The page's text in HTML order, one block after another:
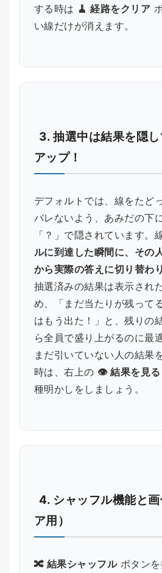
する時は 🧹 経路をクリア
い線だけが消えます。
3. 抽選中は結果を隠
アップ！
デフォルトでは、線をたど
バレないよう、あみだの下
「？」で隠されています。
ルに到達した瞬間に、その
から実際の答えに切り替わ
抽選済みの結果は表示され
め、「まだ当たりが残って
はもう出た！」と、残りの
ら全員で盛り上がるのに最
まだ引いていない人の結果
時は、右上の 👁️ 結果を見る
種明かしをしましょう。
4. シャッフル機能と
ア用）
🔀 結果シャッフルボタンを